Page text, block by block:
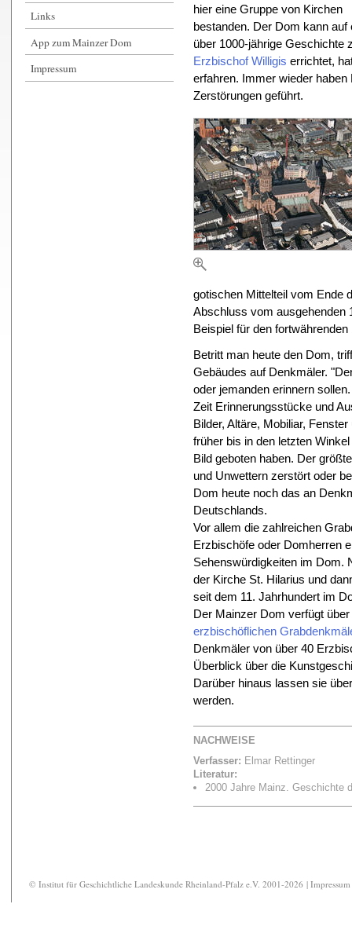
Links
App zum Mainzer Dom
Impressum
hier eine Gruppe von Kirchen
bestanden. Der Dom kann auf
über 1000-jährige Geschichte
Erzbischof Willigis errichtet,
erfahren. Immer wieder
Zerstörungen geführt.
gotischen Mittelteil vom Ende
Abschluss vom ausgehenden
Beispiel für den
Betritt man heute den Dom,
Gebäudes auf Denkmäler.
oder jemanden erinnern
Zeit Erinnerungsstücke und
Bilder, Altäre, Mobiliar,
früher bis in den letzten
Bild geboten haben. Der
und Unwettern zerstört oder
Dom heute noch das an
Deutschlands.
Vor allem die zahlreichen
Erzbischöfe oder Domherren
Sehenswürdigkeiten im Dom.
der Kirche St. Hilarius und
seit dem 11. Jahrhundert im
Der Mainzer Dom verfügt
erzbischöflichen
Denkmäler von über 40
Überblick über die
Darüber hinaus lassen sie
werden.
NACHWEISE
Verfasser: Elmar Rettinger
Literatur:
2000 Jahre Mainz. Geschichte
© Institut für Geschichtliche Landeskunde Rheinland-Pfalz e.V. 2001-2026 |Impressum